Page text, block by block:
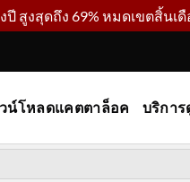
งปี สูงสุดถึง 69% หมดเขตสิ้น
น์โหลดแคตตาล็อค บริกา